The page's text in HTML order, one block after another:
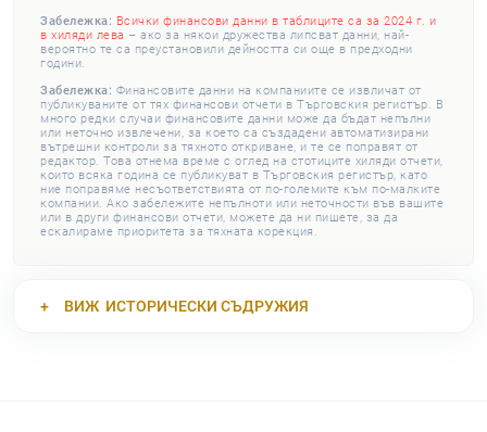
Забележка: Всички финансови данни в таблиците са за 2024 г. и
в хиляди лева – ако за някои дружества липсват данни, най-
вероятно те са преустановили дейността си още в предходни
години.
Забележка: Финансовите данни на компаниите се извличат от
публикуваните от тях финансови отчети в Търговския регистър. В
много редки случаи финансовите данни може да бъдат непълни
или неточно извлечени, за което са създадени автоматизирани
вътрешни контроли за тяхното откриване, и те се поправят от
редактор. Това отнема време с оглед на стотиците хиляди отчети,
които всяка година се публикуват в Търговския регистър, като
ние поправяме несъответствията от по-големите към по-малките
компании. Ако забележите непълноти или неточности във вашите
или в други финансови отчети, можете да ни пишете, за да
ескалираме приоритета за тяхната корекция.
ВИЖ ИСТОРИЧЕСКИ СЪДРУЖИЯ